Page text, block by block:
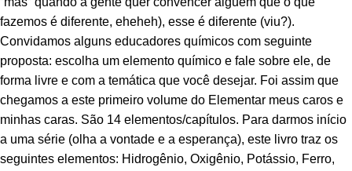
fazemos é diferente, eheheh), esse é diferente (viu?).
Convidamos alguns educadores químicos com seguinte
proposta: escolha um elemento químico e fale sobre ele, de
forma livre e com a temática que você desejar. Foi assim que
chegamos a este primeiro volume do Elementar meus caros e
minhas caras. São 14 elementos/capítulos. Para darmos início
a uma série (olha a vontade e a esperança), este livro traz os
seguintes elementos: Hidrogênio, Oxigênio, Potássio, Ferro,